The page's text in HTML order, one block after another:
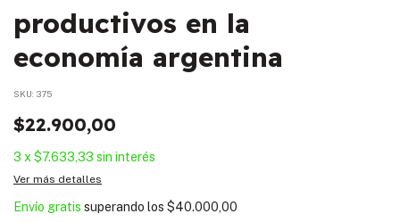
productivos en la
economía argentina
SKU: 375
$22.900,00
3 x $7.633,33 sin interés
Ver más detalles
Envío gratis superando los $40.000,00